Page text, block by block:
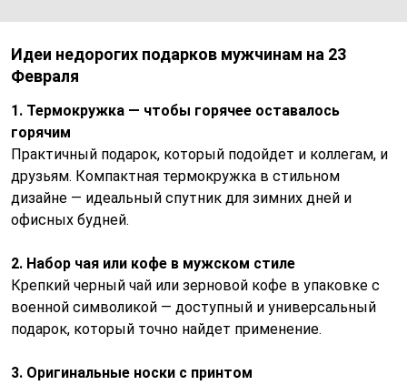
Идеи недорогих подарков мужчинам на 23
Февраля
1. Термокружка — чтобы горячее оставалось
горячим
Практичный подарок, который подойдет и коллегам, и
друзьям. Компактная термокружка в стильном
дизайне — идеальный спутник для зимних дней и
офисных будней.
2. Набор чая или кофе в мужском стиле
Крепкий черный чай или зерновой кофе в упаковке с
военной символикой — доступный и универсальный
подарок, который точно найдет применение.
3. Оригинальные носки с принтом